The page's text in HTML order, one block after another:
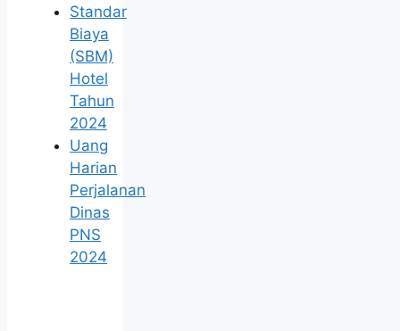
Standar
Biaya
(SBM)
Hotel
Tahun
2024
Uang
Harian
Perjalanan
Dinas
PNS
2024